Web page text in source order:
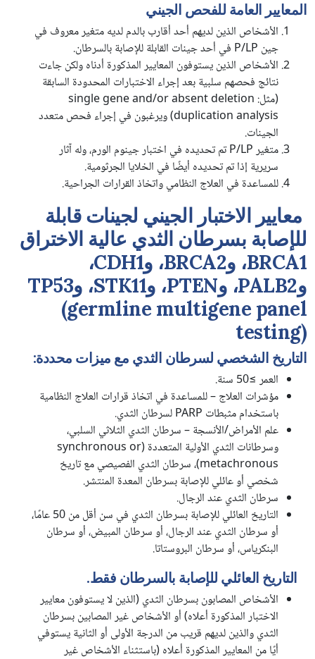
المعايير العامة للفحص الجيني
الأشخاص الذين لديهم أحد أقارب بالدم لديه متغير معروف في
جين P/LP في أحد جينات القابلة للإصابة بالسرطان.
الأشخاص الذين يستوفون المعايير المذكورة أدناه ولكن جاءت
نتائج فحصهم سلبية بعد إجراء الاختبارات المحدودة السابقة
(مثل: single gene and/or absent deletion
duplication analysis) ويرغبون في إجراء فحص متعدد
الجينات.
متغير P/LP تم تحديده في اختبار جينوم الورم، وله آثار
سريرية إذا تم تحديده أيضًا في الخلايا الجرثومية.
للمساعدة في العلاج النظامي واتخاذ القرارات الجراحية.
معايير الاختبار الجيني لجينات قابلة
للإصابة بسرطان الثدي عالية الاختراق
BRCA1، وBRCA2، وCDH1،
وPALB2، وPTEN، وSTK11، وTP53
(germline multigene panel
testing)
التاريخ الشخصي لسرطان الثدي مع ميزات محددة:
العمر ≥50 سنة.
مؤشرات العلاج – للمساعدة في اتخاذ قرارات العلاج النظامية
باستخدام مثبطات PARP لسرطان الثدي.
علم الأمراض/الأنسجة – سرطان الثدي الثلاثي السلبي،
وسرطانات الثدي الأولية المتعددة (synchronous or
metachronous)، سرطان الثدي الفصيصي مع تاريخ
شخصي أو عائلي للإصابة بسرطان المعدة المنتشر.
سرطان الثدي عند الرجال.
التاريخ العائلي للإصابة بسرطان الثدي في سن أقل من 50 عامًا،
أو سرطان الثدي عند الرجال، أو سرطان المبيض، أو سرطان
البنكرياس، أو سرطان البروستاتا.
التاريخ العائلي للإصابة بالسرطان فقط.
الأشخاص المصابون بسرطان الثدي (الذين لا يستوفون معايير
الاختبار المذكورة أعلاه) أو الأشخاص غير المصابين بسرطان
الثدي والذين لديهم قريب من الدرجة الأولى أو الثانية يستوفي
أيًا من المعايير المذكورة أعلاه (باستثناء الأشخاص غير